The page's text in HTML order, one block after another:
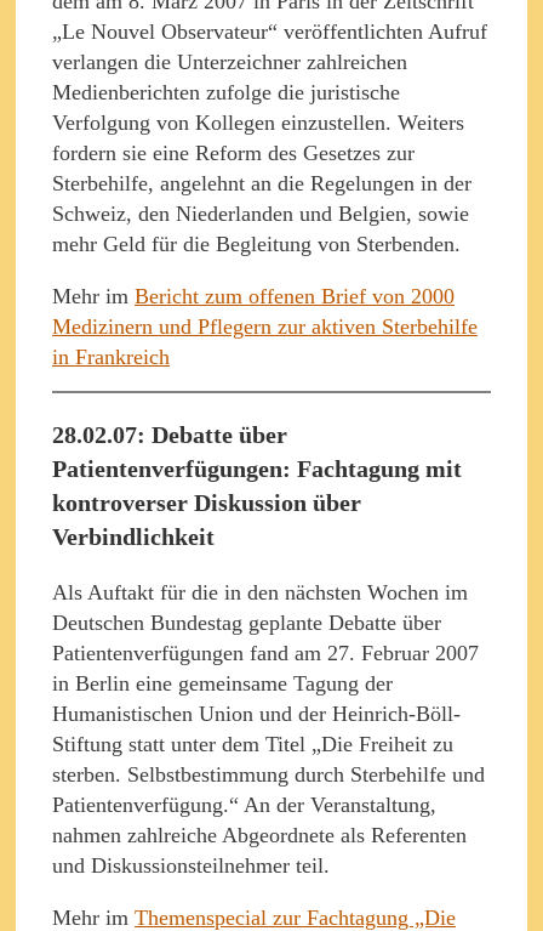
„Le Nouvel Observateur“ veröffentlichten Aufruf
verlangen die Unterzeichner zahlreichen
Medienberichten zufolge die juristische
Verfolgung von Kollegen einzustellen. Weiters
fordern sie eine Reform des Gesetzes zur
Sterbehilfe, angelehnt an die Regelungen in der
Schweiz, den Niederlanden und Belgien, sowie
mehr Geld für die Begleitung von Sterbenden.
Mehr im Bericht zum offenen Brief von 2000
Medizinern und Pflegern zur aktiven Sterbehilfe
in Frankreich
28.02.07: Debatte über
Patientenverfügungen: Fachtagung mit
kontroverser Diskussion über
Verbindlichkeit
Als Auftakt für die in den nächsten Wochen im
Deutschen Bundestag geplante Debatte über
Patientenverfügungen fand am 27. Februar 2007
in Berlin eine gemeinsame Tagung der
Humanistischen Union und der Heinrich-Böll-
Stiftung statt unter dem Titel „Die Freiheit zu
sterben. Selbstbestimmung durch Sterbehilfe und
Patientenverfügung.“ An der Veranstaltung,
nahmen zahlreiche Abgeordnete als Referenten
und Diskussionsteilnehmer teil.
Mehr im Themenspecial zur Fachtagung „Die